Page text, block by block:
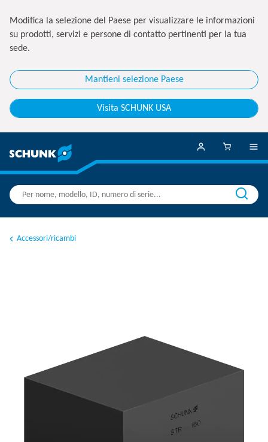
Modifica la selezione del Paese per visualizzare le informazioni
su prodotti, servizi e persone di contatto pertinenti per la tua
sede.
Mantieni selezione Paese
Visita SCHUNK USA
Accessori/ricambi